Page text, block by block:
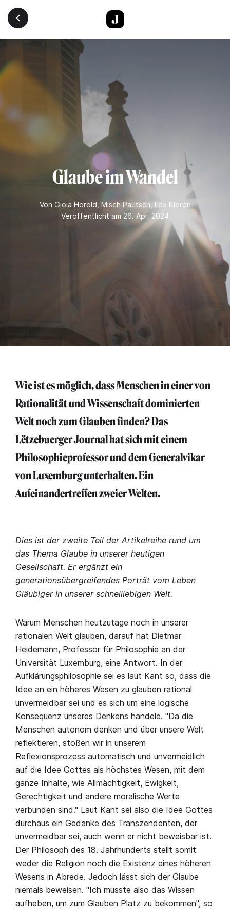
Direkt zum Inhalt
Glaube im Wandel
Von Gioia Hörold Misch Pautsch Lex Kleren
Veröffentlicht am 26. Apr. 2024
Wie ist es möglich, dass Menschen in einer von
Rationalität und Wissenschaft dominierten
Welt noch zum Glauben finden? Das
Lëtzebuerger Journal hat sich mit einem
Philosophieprofessor und dem Generalvikar
von Luxemburg unterhalten. Ein
Aufeinandertreffen zweier Welten.
Dies ist der zweite Teil der Artikelreihe rund um
das Thema Glaube in unserer heutigen
Gesellschaft. Er ergänzt ein
generationsübergreifendes Porträt vom Leben
Gläubiger in unserer schnelllebigen Welt.
Warum Menschen heutzutage noch in unserer
rationalen Welt glauben, darauf hat Dietmar
Heidemann, Professor für Philosophie an der
Universität Luxemburg, eine Antwort. In der
Aufklärungsphilosophie sei es laut Kant so, dass die
Idee an ein höheres Wesen zu glauben rational
unvermeidbar sei und es sich um eine logische
Konsequenz unseres Denkens handele. "Da die
Menschen autonom denken und über unsere Welt
reflektieren, stoßen wir in unserem
Reflexionsprozess automatisch und unvermeidlich
auf die Idee Gottes als höchstes Wesen, mit dem
ganze Inhalte, wie Allmächtigkeit, Ewigkeit,
Gerechtigkeit und andere moralische Werte
verbunden sind." Laut Kant sei also die Idee Gottes
durchaus ein Gedanke des Transzendenten, der
unvermeidbar sei, auch wenn er nicht beweisbar ist.
Der Philosoph des 18. Jahrhunderts stellt somit
weder die Religion noch die Existenz eines höheren
Wesens in Abrede. Jedoch lässt sich der Glaube
niemals beweisen. "Ich musste also das Wissen
aufheben, um zum Glauben Platz zu bekommen", so